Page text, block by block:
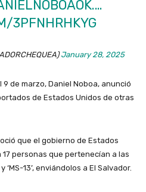
.…
3PFNHRHKYG
January 28, 2025
de marzo, Daniel Noboa, anunció
de Estados Unidos de otras
que el gobierno de Estados
personas que pertenecían a las
‘MS-13’, enviándolos a El Salvador.